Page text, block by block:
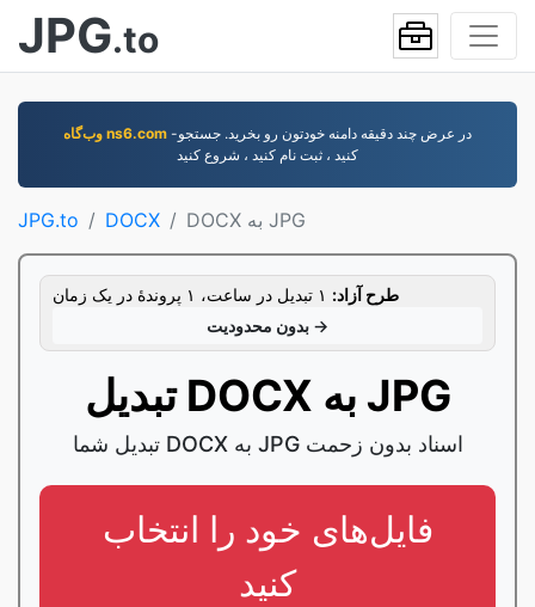
JPG.to
وب‌گاه ns6.com -در عرض چند دقيقه دامنه خودتون رو بخريد. جستجو
کنيد ، ثبت نام کنيد ، شروع کنيد
JPG.to DOCX DOCX به JPG
طرح آزاد:
بدون محدودیت →
تبدیل DOCX به JPG
تبدیل شما DOCX به JPG اسناد بدون زحمت
فایل‌های خود را انتخاب
کنید